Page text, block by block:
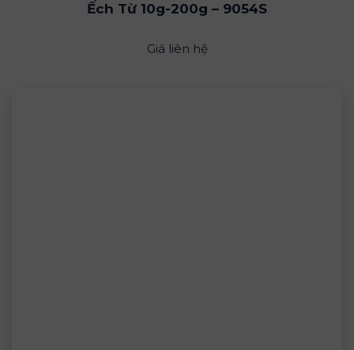
Ếch Từ 10g-200g – 9054S
Giá liên hệ